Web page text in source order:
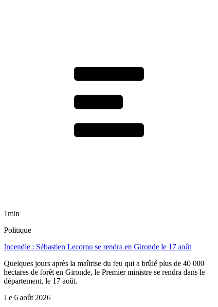
1min
Politique
Incendie : Sébastien Lecornu se rendra en Gironde le 17 août
Quelques jours après la maîtrise du feu qui a brûlé plus de 40 000
hectares de forêt en Gironde, le Premier ministre se rendra dans le
département, le 17 août.
Le 6 août 2026